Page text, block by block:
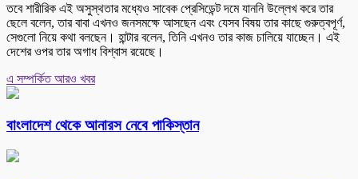
তবে শারীরিক এই অসুস্থতার মধ্যেও সাবেক প্রেসিডেন্ট দমে যাননি উল্লেখ করে তার
ছেলে বলেন, তার বাবা এখনও জনসমক্ষে আসছেন এবং যেসব বিষয় তার কাছে গুরুত্বপূর্ণ,
সেগুলো নিয়ে কথা বলছেন। হান্টার বলেন, তিনি এখনও তার কাজ চালিয়ে যাচ্ছেন। এই
দেশের ওপর তার অগাধ বিশ্বাস রয়েছে।
এ সম্পর্কিত আরও খবর
বাংলাদেশ থেকে আনারস নেবে পাকিস্তান